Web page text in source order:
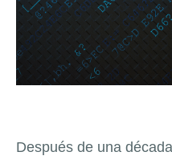
Después de una